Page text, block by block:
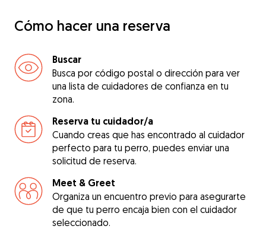
Cómo hacer una reserva
Buscar
Busca por código postal o dirección para ver
una lista de cuidadores de confianza en tu
zona.
Reserva tu cuidador/a
Cuando creas que has encontrado al cuidador
perfecto para tu perro, puedes enviar una
solicitud de reserva.
Meet & Greet
Organiza un encuentro previo para asegurarte
de que tu perro encaja bien con el cuidador
seleccionado.